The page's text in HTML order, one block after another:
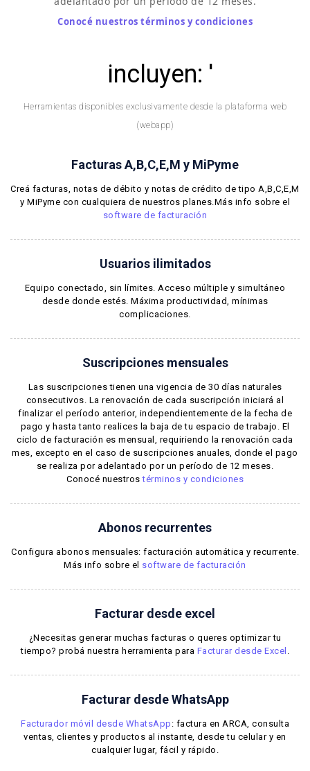
Conocé nuestros términos y condiciones
incluyen:
Herramientas disponibles exclusivamente desde la plataforma web
(webapp)
Facturas A,B,C,E,M y MiPyme
Creá facturas, notas de débito y notas de crédito de tipo A,B,C,E,M
y MiPyme con cualquiera de nuestros planes.Más info sobre el
software de facturación
Usuarios ilimitados
Equipo conectado, sin límites. Acceso múltiple y simultáneo
desde donde estés. Máxima productividad, mínimas
complicaciones.
Suscripciones mensuales
Las suscripciones tienen una vigencia de 30 días naturales
consecutivos. La renovación de cada suscripción iniciará al
finalizar el período anterior, independientemente de la fecha de
pago y hasta tanto realices la baja de tu espacio de trabajo. El
ciclo de facturación es mensual, requiriendo la renovación cada
mes, excepto en el caso de suscripciones anuales, donde el pago
se realiza por adelantado por un período de 12 meses.
Conocé nuestrostérminos y condiciones
Abonos recurrentes
Configura abonos mensuales: facturación automática y recurrente.
Más info sobre el software de facturación
Facturar desde excel
¿Necesitas generar muchas facturas o queres optimizar tu
tiempo? probá nuestra herramienta para Facturar desde Excel .
Facturar desde WhatsApp
Facturador móvil desde WhatsApp : factura en ARCA, consulta
ventas, clientes y productos al instante, desde tu celular y en
cualquier lugar, fácil y rápido.